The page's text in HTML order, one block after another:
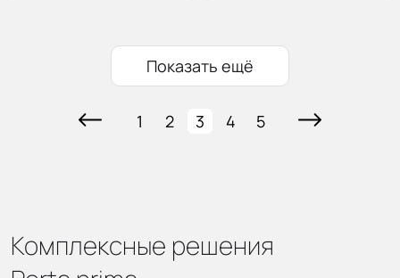
Показать ещё
1 2 3 4 5
Комплексные решения